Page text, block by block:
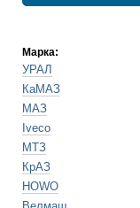
Марка:
УРАЛ
КаМАЗ
МАЗ
Iveco
МТЗ
КрАЗ
HOWO